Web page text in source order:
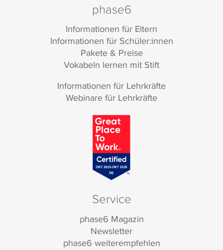
phase6
Informationen für Eltern
Informationen für Schüler:innen
Pakete & Preise
Vokabeln lernen mit Stift
Informationen für Lehrkräfte
Webinare für Lehrkräfte
Service
phase6 Magazin
Newsletter
phase6 weiterempfehlen